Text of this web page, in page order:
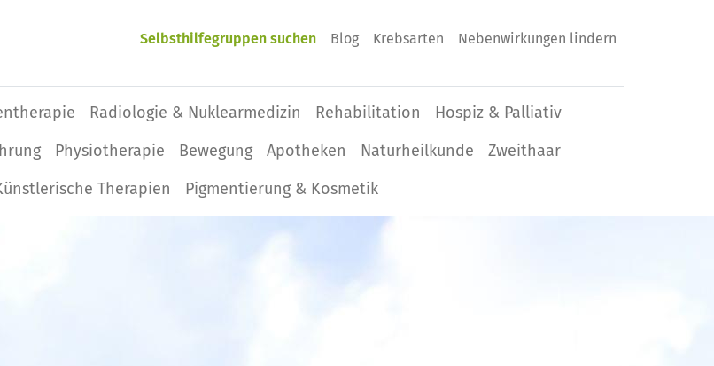
Selbsthilfegruppen suchen Blog Krebsarten Nebenwirkungen lindern
Radiologie & Nuklearmedizin Rehabilitation
Hospiz & Palliativ
Physio­therapie Bewegung Apotheken Naturheilkunde
Zweithaar
Therapien Pigmentierung & Kosmetik